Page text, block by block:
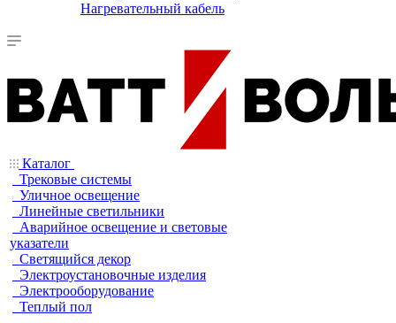
Нагревательный кабель
Каталог
Трековые системы
Уличное освещение
Линейные светильники
Аварийное освещение и световые
указатели
Светящийся декор
Электроустановочные изделия
Электрооборудование
Теплый пол